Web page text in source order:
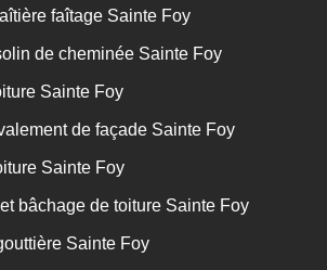
faîtage Sainte Foy
de cheminée Sainte Foy
Sainte Foy
de façade Sainte Foy
Sainte Foy
bâchage de toiture Sainte Foy
Sainte Foy